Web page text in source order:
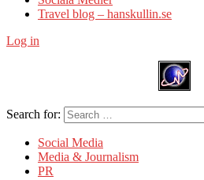
Travel blog – hanskullin.se
Log in
Search for:
Social Media
Media & Journalism
PR